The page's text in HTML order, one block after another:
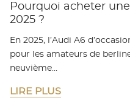
Pourquoi acheter
2025 ?
En 2025, l’Audi A6
pour les amateurs de
neuvième…
LIRE PLUS